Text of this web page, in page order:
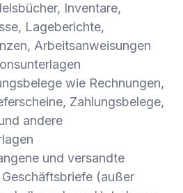
Inventare,
Lageberichte,
Arbeitsanweisungen
wie Rechnungen,
Zahlungsbelege,
andere
und versandte
(außer